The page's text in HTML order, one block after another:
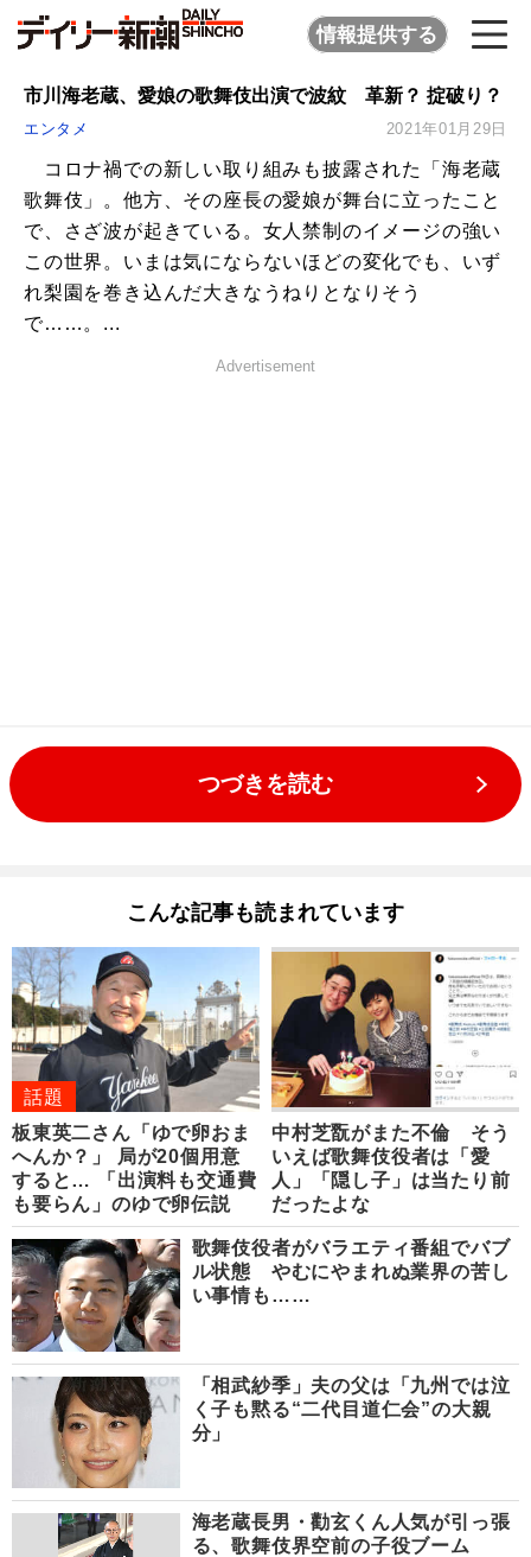
情報提供する
市川海老蔵、愛娘の歌舞伎出演で波紋 革新？ 掟破り？
エンタメ 2021年01月29日
コロナ禍での新しい取り組みも披露された「海老蔵
歌舞伎」。他方、その座長の愛娘が舞台に立ったこと
で、さざ波が起きている。女人禁制のイメージの強い
この世界。いまは気にならないほどの変化でも、いず
れ梨園を巻き込んだ大きなうねりとなりそう
で……。...
Advertisement
つづきを読む
こんな記事も読まれています
話題
板東英二さん「ゆで卵おま
へんか？」 局が20個用意
すると… 「出演料も交通費
も要らん」のゆで卵伝説
中村芝翫がまた不倫 そう
いえば歌舞伎役者は「愛
人」「隠し子」は当たり前
だったよな
歌舞伎役者がバラエティ番組でバブ
ル状態 やむにやまれぬ業界の苦し
い事情も……
「相武紗季」夫の父は「九州では泣
く子も黙る“二代目道仁会”の大親
分」
海老蔵長男・勸玄くん人気が引っ張
る、歌舞伎界空前の子役ブーム